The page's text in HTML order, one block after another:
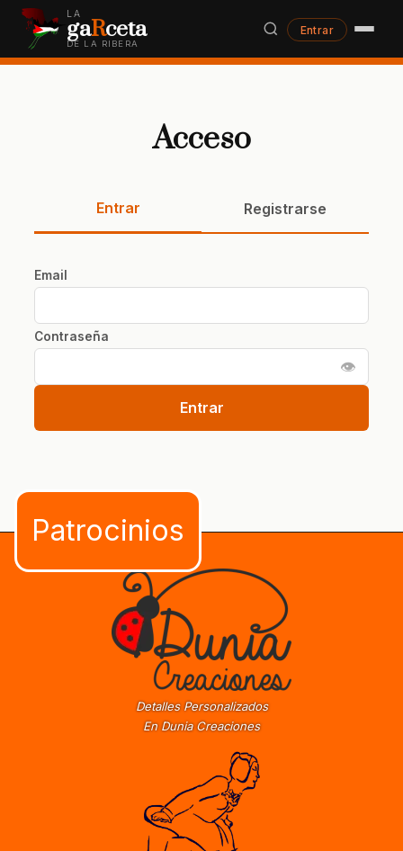
LA
gaRceta
DE LA RIBERA
Entrar
Acceso
Entrar Registrarse
Email
Contraseña
👁
Entrar
Detalles Personalizados
En Dunia Creaciones